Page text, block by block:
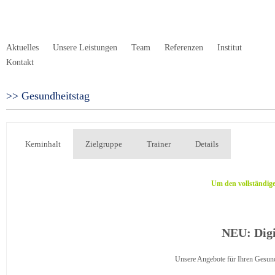
Aktuelles Unsere Leistungen Team Referenzen
Institut
Kontakt
Gesundheitstag
Kerninhalt Zielgruppe Trainer Details
Um den vollständigen Text zu lesen,
NEU:
Unsere Angebote für Ihren